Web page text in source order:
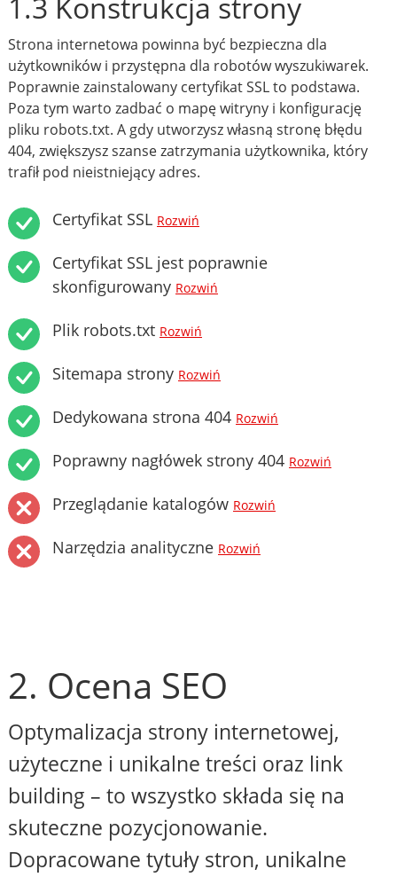
Strona internetowa powinna być bezpieczna dla
użytkowników i przystępna dla robotów wyszukiwarek.
Poprawnie zainstalowany certyfikat SSL to podstawa.
Poza tym warto zadbać o mapę witryny i konfigurację
pliku robots.txt. A gdy utworzysz własną stronę błędu
404, zwiększysz szanse zatrzymania użytkownika, który
trafił pod nieistniejący adres.
Certyfikat SSL Rozwiń
Certyfikat SSL jest poprawnie
skonfigurowany Rozwiń
Plik robots.txt Rozwiń
Sitemapa strony Rozwiń
Dedykowana strona 404 Rozwiń
Poprawny nagłówek strony 404 Rozwiń
Przeglądanie katalogów Rozwiń
Narzędzia analityczne Rozwiń
2. Ocena SEO
Optymalizacja strony internetowej,
użyteczne i unikalne treści oraz link
building – to wszystko składa się na
skuteczne pozycjonowanie.
Dopracowane tytuły stron, unikalne